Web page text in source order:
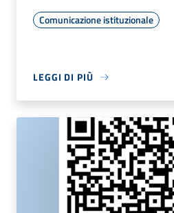
Comunicazione istituzionale
LEGGI DI PIÙ